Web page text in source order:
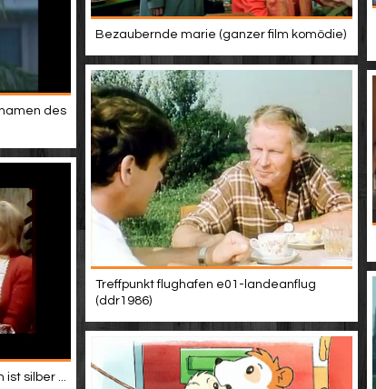
Bezaubernde marie (ganzer film komödie)
des
Treffpunkt flughafen e01-landeanflug
(ddr1986)
silber ...